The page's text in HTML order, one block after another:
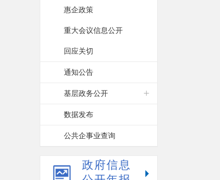
惠企政策
重大会议信息公开
回应关切
通知公告
基层政务公开
数据发布
公共企事业查询
政府信息